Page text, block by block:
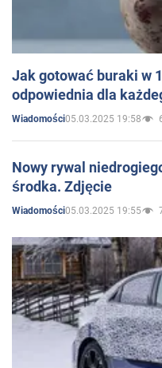
Jak gotować buraki w
odpowiednia dla
Wiadomości05.03.2025 19:58
Nowy rywal
środka. Zdjęcie
Wiadomości05.03.2025 19:55